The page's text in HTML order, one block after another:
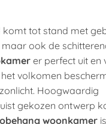
komt tot stand met
ook de
er perfect uit en
volkomen
Hoogwaardig
gekozen ontwerp
woonkamer